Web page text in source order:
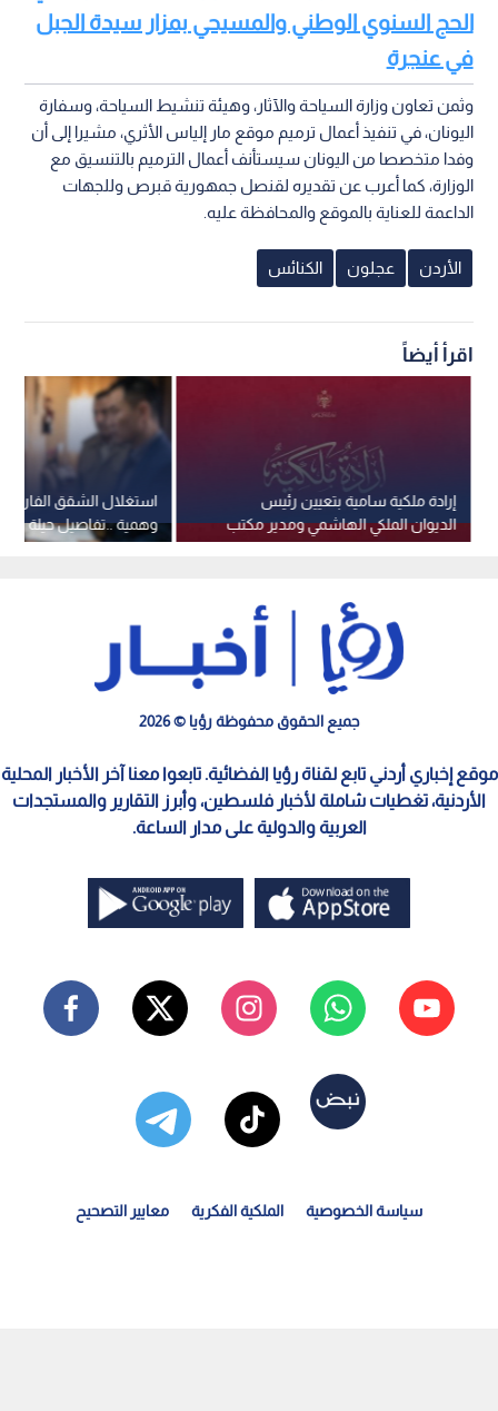
الحج السنوي الوطني والمسيحي بمزار سيدة الجبل
في عنجرة
وثمن تعاون وزارة السياحة والآثار، وهيئة تنشيط السياحة، وسفارة
اليونان، في تنفيذ أعمال ترميم موقع مار إلياس الأثري، مشيرا إلى أن
وفدا متخصصا من اليونان سيستأنف أعمال الترميم بالتنسيق مع
الوزارة، كما أعرب عن تقديره لقنصل جمهورية قبرص وللجهات
الداعمة للعناية بالموقع والمحافظة عليه.
الأردن عجلون الكنائس
اقرأ أيضاً
استغلال الشقق الفارغة
وهمية ..تفاصيل حيلة
في عمان
إرادة ملكية سامية بتعيين رئيس
الديوان الملكي الهاشمي ومدير مكتب
جلالة الملك عضوين في مجلس الأمن
جميع الحقوق محفوظة رؤيا © 2026
موقع إخباري أردني تابع لقناة رؤيا الفضائية. تابعوا معنا آخر الأخبار المحلية
الأردنية، تغطيات شاملة لأخبار فلسطين، وأبرز التقارير والمستجدات
العربية والدولية على مدار الساعة.
سياسة الخصوصية الملكية الفكرية معايير التصحيح